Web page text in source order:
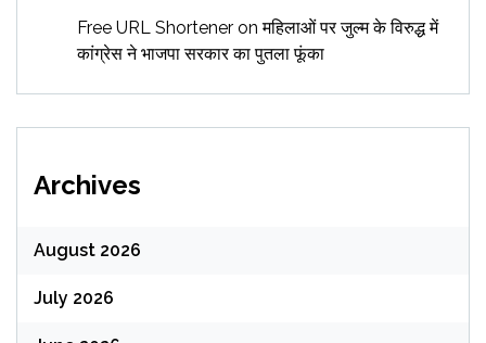
Free URL Shortener onमहिलाओं पर जुल्म के विरुद्ध में
कांग्रेस ने भाजपा सरकार का पुतला फूंका
Archives
August 2026
July 2026